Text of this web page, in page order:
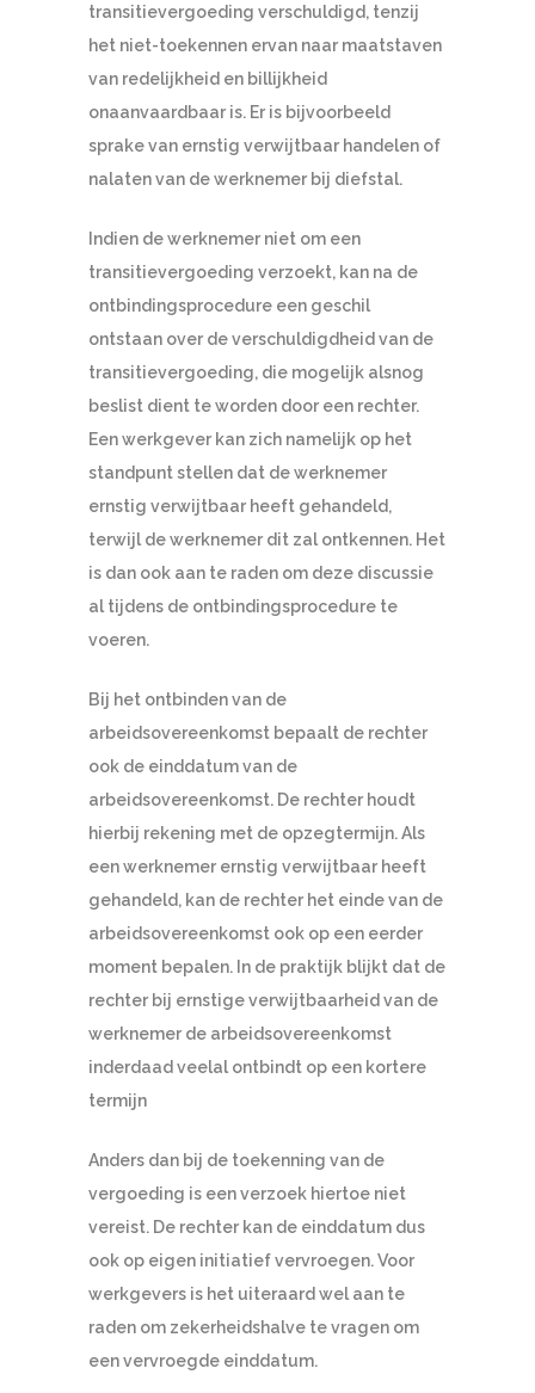
transitievergoeding verschuldigd, tenzij
het niet-toekennen ervan naar maatstaven
van redelijkheid en billijkheid
onaanvaardbaar is. Er is bijvoorbeeld
sprake van ernstig verwijtbaar handelen of
nalaten van de werknemer bij diefstal.
Indien de werknemer niet om een
transitievergoeding verzoekt, kan na de
ontbindingsprocedure een geschil
ontstaan over de verschuldigdheid van de
transitievergoeding, die mogelijk alsnog
beslist dient te worden door een rechter.
Een werkgever kan zich namelijk op het
standpunt stellen dat de werknemer
ernstig verwijtbaar heeft gehandeld,
terwijl de werknemer dit zal ontkennen. Het
is dan ook aan te raden om deze discussie
al tijdens de ontbindingsprocedure te
voeren.
Bij het ontbinden van de
arbeidsovereenkomst bepaalt de rechter
ook de einddatum van de
arbeidsovereenkomst. De rechter houdt
hierbij rekening met de opzegtermijn. Als
een werknemer ernstig verwijtbaar heeft
gehandeld, kan de rechter het einde van de
arbeidsovereenkomst ook op een eerder
moment bepalen. In de praktijk blijkt dat de
rechter bij ernstige verwijtbaarheid van de
werknemer de arbeidsovereenkomst
inderdaad veelal ontbindt op een kortere
termijn
Anders dan bij de toekenning van de
vergoeding is een verzoek hiertoe niet
vereist. De rechter kan de einddatum dus
ook op eigen initiatief vervroegen. Voor
werkgevers is het uiteraard wel aan te
raden om zekerheidshalve te vragen om
een vervroegde einddatum.